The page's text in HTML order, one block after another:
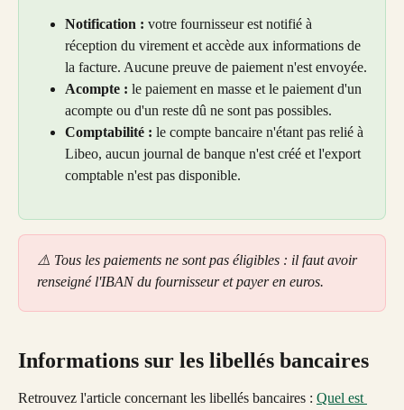
Notification : votre fournisseur est notifié à
réception du virement et accède aux informations de
la facture. Aucune preuve de paiement n'est envoyée.
Acompte : le paiement en masse et le paiement d'un
acompte ou d'un reste dû ne sont pas possibles.
Comptabilité : le compte bancaire n'étant pas relié à
Libeo, aucun journal de banque n'est créé et l'export
comptable n'est pas disponible.
⚠️ Tous les paiements ne sont pas éligibles : il faut avoir
renseigné l'IBAN du fournisseur et payer en euros.
Informations sur les libellés bancaires
Retrouvez l'article concernant les libellés bancaires : Quel est